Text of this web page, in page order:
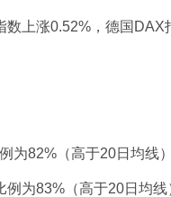
上涨0.52%，德国DAX
为82%（高于20日均线）
为83%（高于20日均线